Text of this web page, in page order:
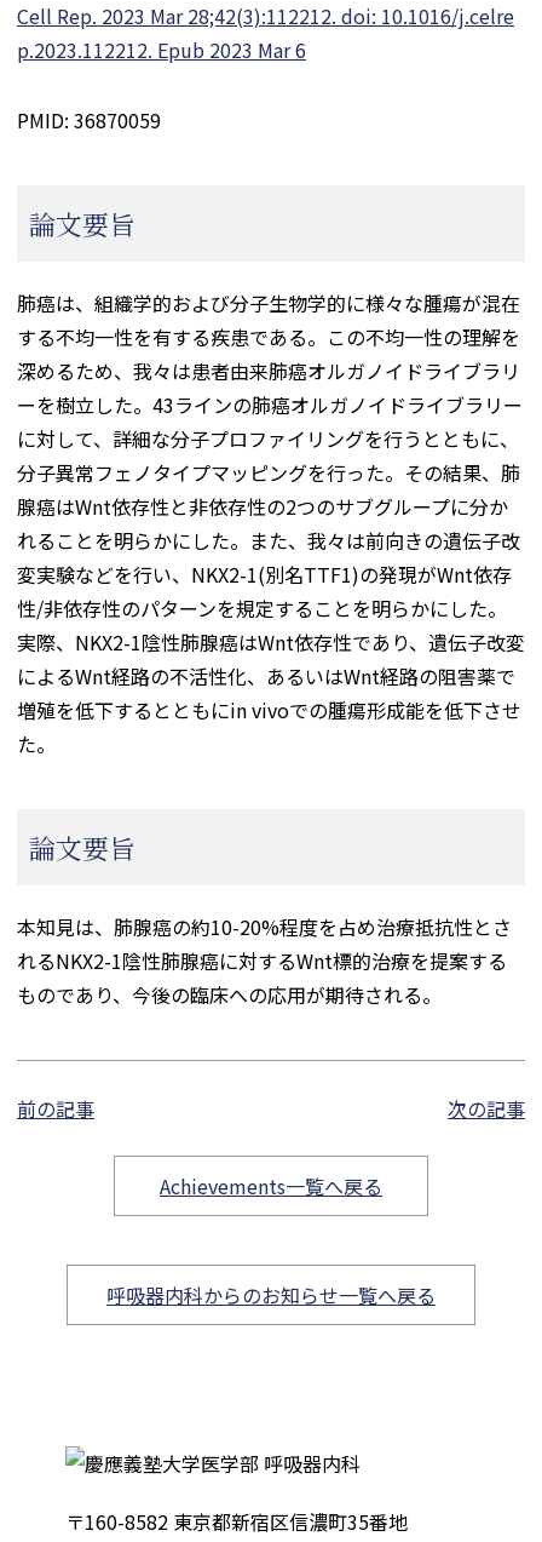
Cell Rep. 2023 Mar 28;42(3):112212. doi: 10.1016/j.celre
p.2023.112212. Epub 2023 Mar 6
PMID: 36870059
論文要旨
肺癌は、組織学的および分子生物学的に様々な腫瘍が混在
する不均一性を有する疾患である。この不均一性の理解を
深めるため、我々は患者由来肺癌オルガノイドライブラリ
ーを樹立した。43ラインの肺癌オルガノイドライブラリー
に対して、詳細な分子プロファイリングを行うとともに、
分子異常フェノタイプマッピングを行った。その結果、肺
腺癌はWnt依存性と非依存性の2つのサブグループに分か
れることを明らかにした。また、我々は前向きの遺伝子改
変実験などを行い、NKX2-1(別名TTF1)の発現がWnt依存
性/非依存性のパターンを規定することを明らかにした。
実際、NKX2-1陰性肺腺癌はWnt依存性であり、遺伝子改変
によるWnt経路の不活性化、あるいはWnt経路の阻害薬で
増殖を低下するとともにin vivoでの腫瘍形成能を低下させ
た。
論文要旨
本知見は、肺腺癌の約10-20%程度を占め治療抵抗性とさ
れるNKX2-1陰性肺腺癌に対するWnt標的治療を提案する
ものであり、今後の臨床への応用が期待される。
前の記事 次の記事
Achievements一覧へ戻る
呼吸器内科からのお知らせ一覧へ戻る
〒160-8582 東京都新宿区信濃町35番地